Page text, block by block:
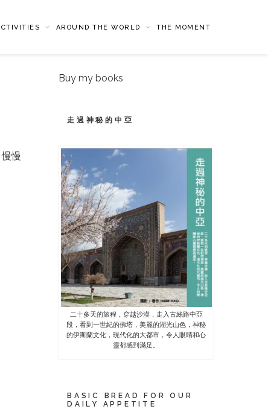
AROUND THE WORLD THE MOMENT
慢
Buy my books
走過神秘的中亞
二十多天的旅程，穿越沙漠，走入古絲路中亞
段，看到一世紀的佛塔，美麗的湖光山色，神秘
的伊斯蘭文化，現代化的大都市，令人眼睛和心
靈都感到滿足。
BASIC BREAD FOR OUR
DAILY APPETITE